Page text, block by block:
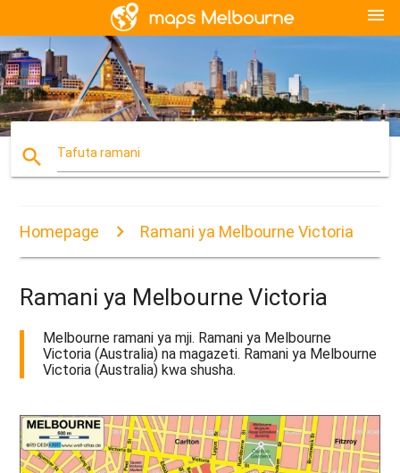
menu
search Tafuta ramani
Homepage Ramani ya Melbourne Victoria
Ramani ya Melbourne Victoria
Melbourne ramani ya mji. Ramani ya Melbourne
Victoria (Australia) na magazeti. Ramani ya Melbourne
Victoria (Australia) kwa shusha.